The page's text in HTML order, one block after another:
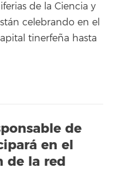
de la Ciencia y
celebrando en el
tinerfeña hasta
de
en el
de la red